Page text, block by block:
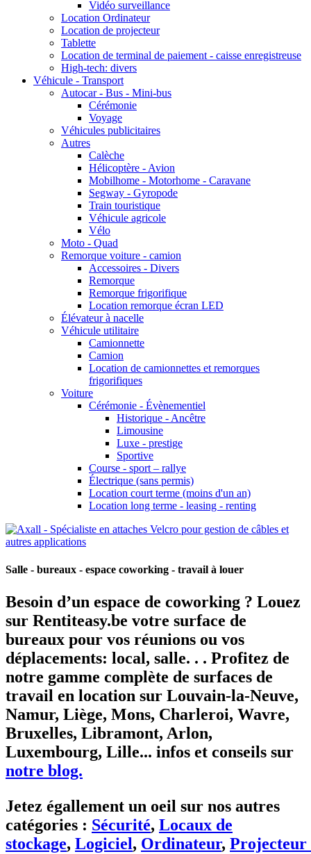
Vidéo surveillance
Location Ordinateur
Location de projecteur
Tablette
Location de terminal de paiement - caisse enregistreuse
High-tech: divers
Véhicule - Transport
Autocar - Bus - Mini-bus
Cérémonie
Voyage
Véhicules publicitaires
Autres
Calèche
Hélicoptère - Avion
Mobilhome - Motorhome - Caravane
Segway - Gyropode
Train touristique
Véhicule agricole
Vélo
Moto - Quad
Remorque voiture - camion
Accessoires - Divers
Remorque
Remorque frigorifique
Location remorque écran LED
Élévateur à nacelle
Véhicule utilitaire
Camionnette
Camion
Location de camionnettes et remorques
frigorifiques
Voiture
Cérémonie - Évènementiel
Historique - Ancêtre
Limousine
Luxe - prestige
Sportive
Course - sport – rallye
Électrique (sans permis)
Location court terme (moins d'un an)
Location long terme - leasing - renting
Salle - bureaux - espace coworking - travail à louer
Besoin d’un espace de coworking ? Louez
sur Rentiteasy.be votre surface de
bureaux pour vos réunions ou vos
déplacements: local, salle. . . Profitez de
notre gamme complète de surfaces de
travail en location sur Louvain-la-Neuve,
Namur, Liège, Mons, Charleroi, Wavre,
Bruxelles, Libramont, Arlon,
Luxembourg, Lille... infos et conseils sur
notre blog.
Jetez égallement un oeil sur nos autres
catégories : Sécurité, Locaux de
stockage, Logiciel, Ordinateur, Projecteur